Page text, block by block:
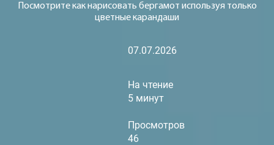
Посмотрите как нарисовать бергамот используя только
цветные карандаши
07.07.2026
На чтение
5 минут
Просмотров
46